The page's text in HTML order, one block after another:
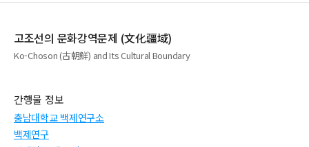
고조선의 문화강역문제 (文化疆域)
Ko-Choson (古朝鮮) and Its Cultural Boundary
간행물 정보
충남대학교 백제연구소
백제연구